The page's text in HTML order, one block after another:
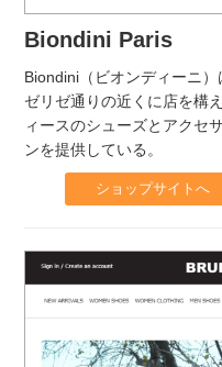
Biondini Paris
Biondini（ビオンディーニ
ゼリゼ通りの近くに店を構
ィースのシューズとアクセ
ンを提供している。
ショップサイトへ